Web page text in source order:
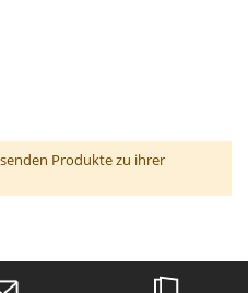
Produkte zu ihrer